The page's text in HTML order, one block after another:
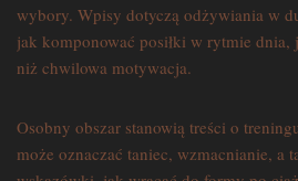
wybory. Wpisy dotyczą odżywiania w
jak komponować posiłki w rytmie
niż chwilowa motywacja.
Osobny obszar stanowią treści o
może oznaczać taniec, wzmacnianie, a